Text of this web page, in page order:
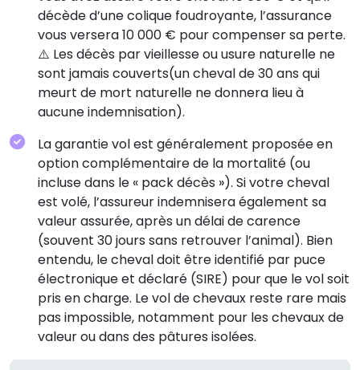
décède d’une colique foudroyante, l’assurance
vous versera 10 000 € pour compenser sa perte.
⚠️ Les décès par vieillesse ou usure naturelle ne
sont jamais couverts(un cheval de 30 ans qui
meurt de mort naturelle ne donnera lieu à
aucune indemnisation).
La garantie vol est généralement proposée en
option complémentaire de la mortalité (ou
incluse dans le « pack décès »). Si votre cheval
est volé, l’assureur indemnisera également sa
valeur assurée, après un délai de carence
(souvent 30 jours sans retrouver l’animal). Bien
entendu, le cheval doit être identifié par puce
électronique et déclaré (SIRE) pour que le vol soit
pris en charge. Le vol de chevaux reste rare mais
pas impossible, notamment pour les chevaux de
valeur ou dans des pâtures isolées.